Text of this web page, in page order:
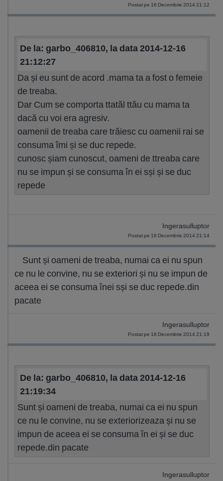
Postat pe 16 Decembrie 2014 21:12
De la: garbo_406810, la data 2014-12-16
21:12:27
Da și eu sunt de acord .mama ta a fost o femeie
de treaba.
Dar Cum se comporta ttatăl ttău cu mama ta
dacă cu voi era agresiv.
oamenii de treaba care trăiesc cu oamenii rai se
consuma îmi și se duc repede.
cunosc șiam cunoscut, oameni de ttreaba care
nu se impun și se consuma în ei sși și se duc
repede
Ingerasulluptor
Postat pe 16 Decembrie 2014 21:14
Sunt și oameni de treaba, numai ca ei nu spun
ce nu le convine, nu se exteriori și nu se impun de
aceea ei se consuma înei sși se duc repede.din
pacate
Ingerasulluptor
Postat pe 16 Decembrie 2014 21:19
De la: garbo_406810, la data 2014-12-16
21:19:34
Sunt și oameni de treaba, numai ca ei nu spun
ce nu le convine, nu se exteriorizeaza și nu se
impun de aceea ei se consuma în ei și se duc
repede.din pacate
Ingerasulluptor